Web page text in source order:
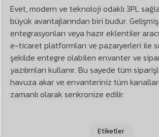
Evet, modern ve teknoloji odaklı 3PL
büyük avantajlarından biri budur. Gelişmiş
entegrasyonları veya hazır eklentiler
e-ticaret platformları ve pazaryerleri ile
şekilde entegre olabilen envanter ve
yazılımları kullanır. Bu sayede tüm
havuza akar ve envanteriniz tüm
zamanlı olarak senkronize edilir.
Etiketler